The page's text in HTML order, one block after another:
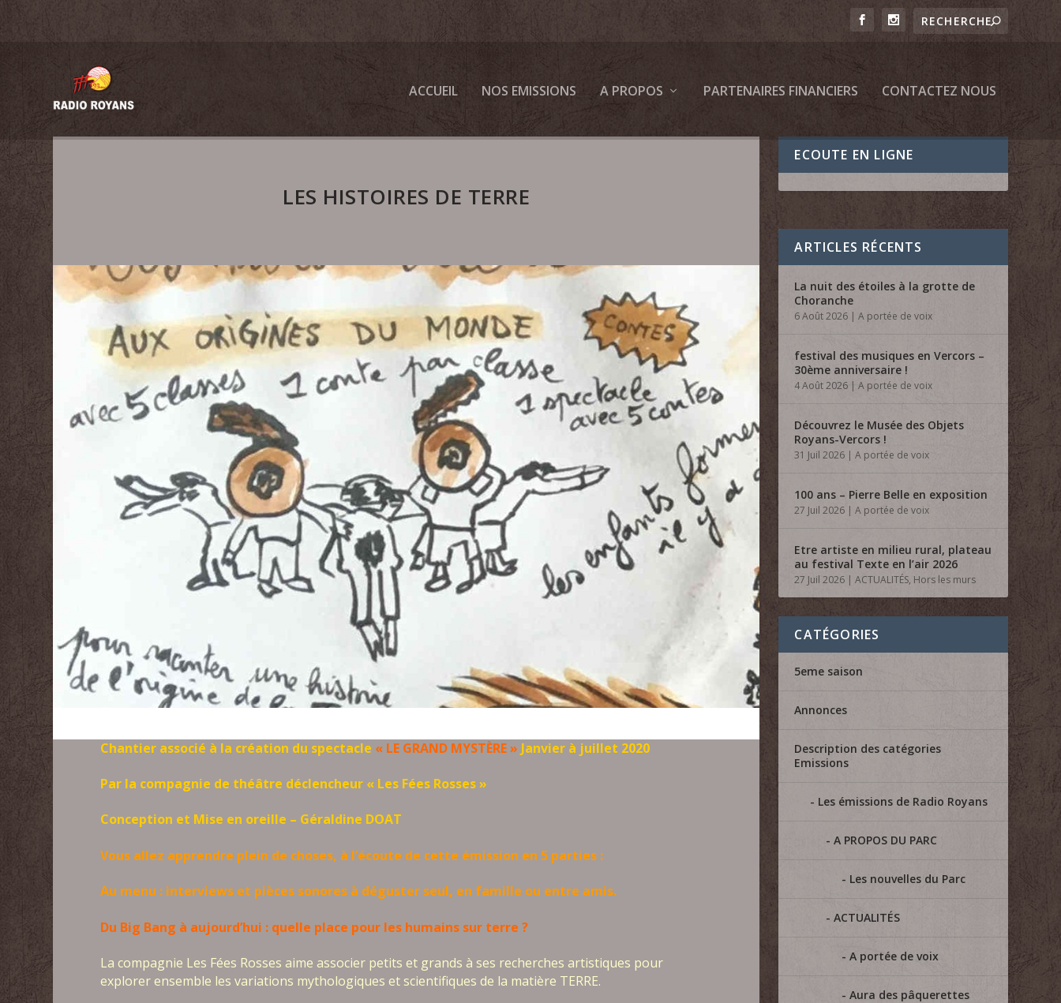
ACCUEIL NOS EMISSIONS A PROPOS PARTENAIRES FINANCIERS CONTACTEZ NOUS
LES HISTOIRES DE TERRE
Chantier associé à la création du spectacle « LE GRAND MYSTÈRE » Janvier à juillet 2020
Par la compagnie de théâtre déclencheur « Les Fées Rosses »
Conception et Mise en oreille – Géraldine DOAT
Vous allez apprendre plein de choses, à l’écoute de cette émission en 5 parties :
Au menu : interviews et pièces sonores à déguster seul, en famille ou entre amis.
Du Big Bang à aujourd’hui : quelle place pour les humains sur terre ?
La compagnie Les Fées Rosses aime associer petits et grands à ses recherches artistiques pour
explorer ensemble les variations mythologiques et scientifiques de la matière TERRE.
ECOUTE EN LIGNE
ARTICLES RÉCENTS
La nuit des étoiles à la grotte de
Choranche
6 Août 2026 |A portée de voix
festival des musiques en Vercors –
30ème anniversaire !
4 Août 2026 |A portée de voix
Découvrez le Musée des Objets
Royans-Vercors !
31 Juil 2026 |A portée de voix
100 ans – Pierre Belle en exposition
27 Juil 2026 |A portée de voix
Etre artiste en milieu rural, plateau
au festival Texte en l’air 2026
27 Juil 2026 |ACTUALITÉS, Hors les murs
CATÉGORIES
5eme saison
Annonces
Description des catégories
Emissions
Les émissions de Radio Royans
A PROPOS DU PARC
Les nouvelles du Parc
ACTUALITÉS
A portée de voix
Aura des pâquerettes